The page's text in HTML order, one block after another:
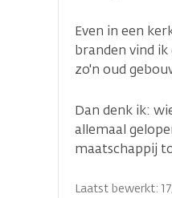
Even in een
branden vind
zo'n oud
Dan denk ik:
allemaal
maatschappij
Laatst bewerkt: